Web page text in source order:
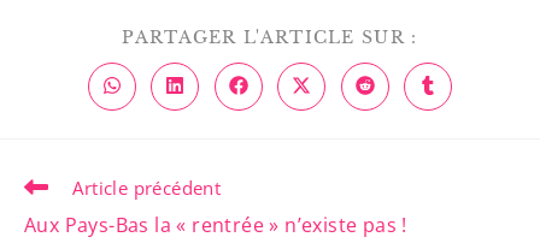
PARTAGER L'ARTICLE SUR :
Article précédent
Aux Pays-Bas la « rentrée » n’existe pas !